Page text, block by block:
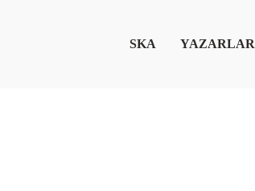
SKA YAZARLAR